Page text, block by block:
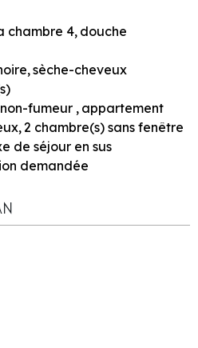
chambre 4 douche
sèche-cheveux
fumeur
appartement
2 chambre(s) sans fenêtre
de séjour en sus
demandée